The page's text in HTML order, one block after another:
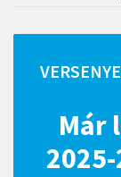
Már